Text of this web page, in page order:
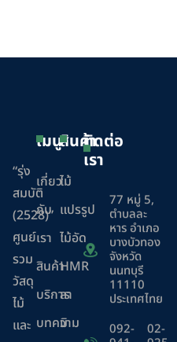
“รุ่ง
สมบัติ
(2528)”
ศูนย์
รวม
วัสดุ
ไม้
และ
เมนู
เกี่ยว
กับ
เรา
สินค้า
บริการ
บทความ
สินค้า
ไม้
แปรรูป
ไม้อัด
HMR
ลา
มิ
ติดต่อ
เรา
77 หมู่ 5,
ตำบลละ
หาร อำเภอ
บางบัวทอง
จังหวัด
นนทบุรี
11110
ประเทศไทย
092-
02-